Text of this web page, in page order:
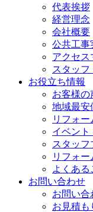
代表挨拶
経営理念
会社概要
公共工事
アクセス
スタッフ
お役立ち情報
お客様の
地域最安
リフォ
イベント
スタッフ
リフォ
よくある
お問い合わせ
お問い合
お見積も